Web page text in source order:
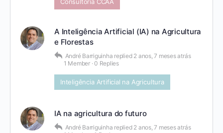
A Inteligência Artificial (IA) na Agricultura
e Florestas
André Barriguinha replied 2 anos, 7 meses atrás
1 Member ·0 Replies
Inteligência Artificial na Agricultura
IA na agricultura do futuro
André Barriguinha replied 2 anos, 7 meses atrás